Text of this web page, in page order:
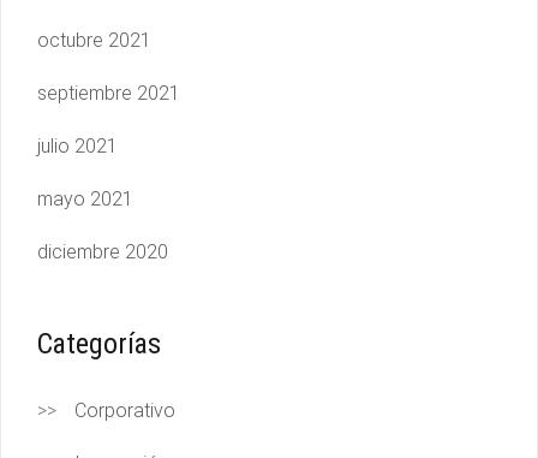
octubre 2021
septiembre 2021
julio 2021
mayo 2021
diciembre 2020
Categorías
Corporativo